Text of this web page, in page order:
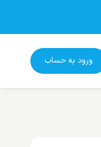
ورود به حساب